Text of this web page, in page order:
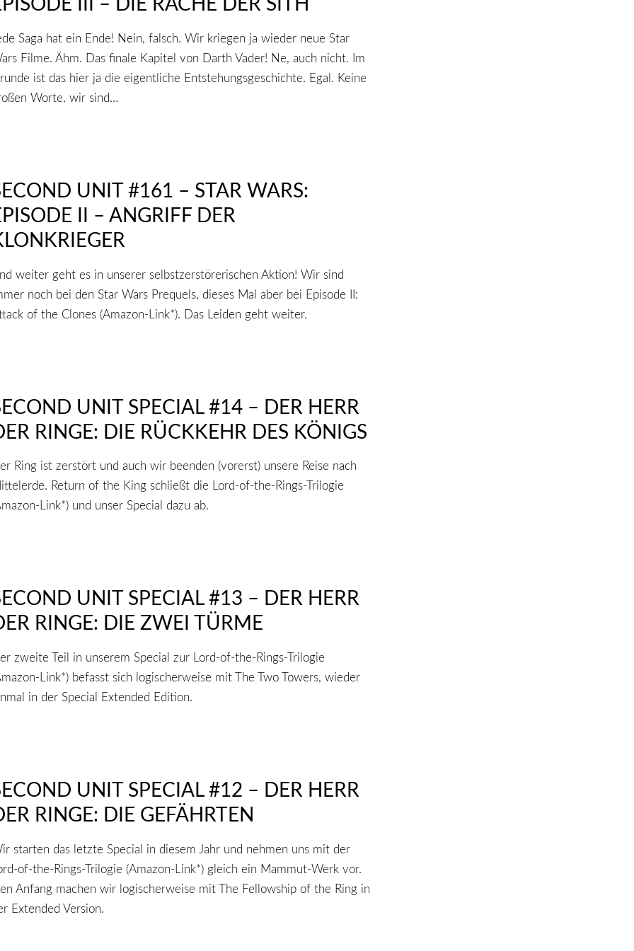
III – DIE RACHE DER SITH
Saga hat ein Ende! Nein, falsch. Wir kriegen ja wieder neue Star
Filme. Ähm. Das finale Kapitel von Darth Vader! Ne, auch nicht. Im
ist das hier ja die eigentliche Entstehungsgeschichte. Egal. Keine
Worte, wir sind…
UNIT #161 – STAR WARS:
II – ANGRIFF DER
weiter geht es in unserer selbstzerstörerischen Aktion! Wir sind
noch bei den Star Wars Prequels, dieses Mal aber bei Episode II:
of the Clones (Amazon-Link*). Das Leiden geht weiter.
UNIT SPECIAL #14 – DER HERR
RINGE: DIE RÜCKKEHR DES KÖNIGS
Ring ist zerstört und auch wir beenden (vorerst) unsere Reise nach
Return of the King schließt die Lord-of-the-Rings-Trilogie
Link*) und unser Special dazu ab.
UNIT SPECIAL #13 – DER HERR
RINGE: DIE ZWEI TÜRME
zweite Teil in unserem Special zur Lord-of-the-Rings-Trilogie
Link*) befasst sich logischerweise mit The Two Towers, wieder
in der Special Extended Edition.
UNIT SPECIAL #12 – DER HERR
RINGE: DIE GEFÄHRTEN
starten das letzte Special in diesem Jahr und nehmen uns mit der
of-the-Rings-Trilogie (Amazon-Link*) gleich ein Mammut-Werk vor.
Anfang machen wir logischerweise mit The Fellowship of the Ring in
Extended Version.